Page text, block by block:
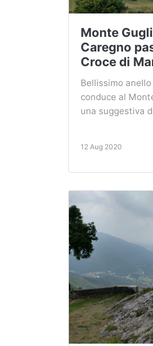
Monte
Caregno
Croce di
Bellissimo
conduce al
una suggestiva
12 Aug 2020